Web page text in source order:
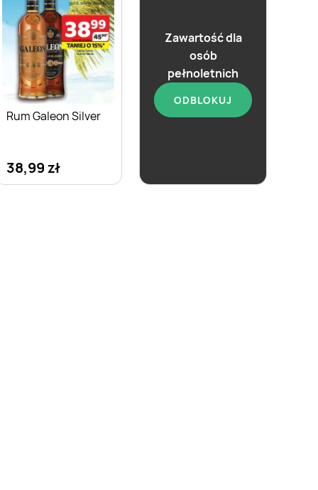
Rum Galeon Silver
38,99 zł
Zawartość dla
osób
pełnoletnich
ODBLOKUJ
Rum Galeon Black